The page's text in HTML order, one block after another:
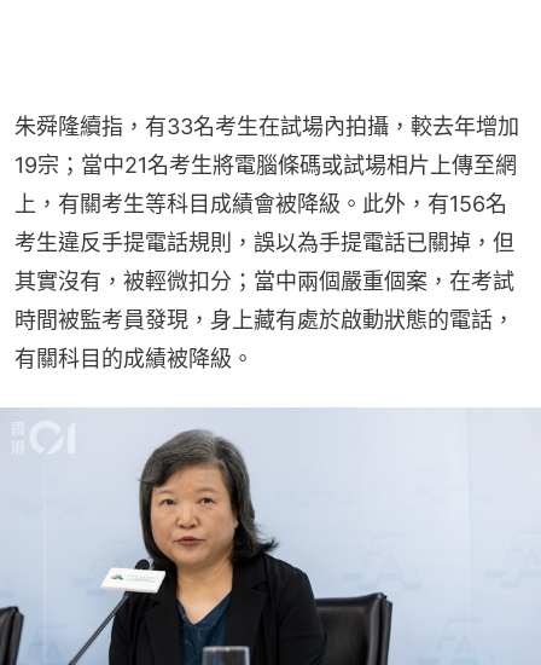
朱舜隆續指，有33名考生在試場內拍攝，較去年增加
19宗；當中21名考生將電腦條碼或試場相片上傳至網
上，有關考生等科目成績會被降級。此外，有156名
考生違反手提電話規則，誤以為手提電話已關掉，但
其實沒有，被輕微扣分；當中兩個嚴重個案，在考試
時間被監考員發現，身上藏有處於啟動狀態的電話，
有關科目的成績被降級。